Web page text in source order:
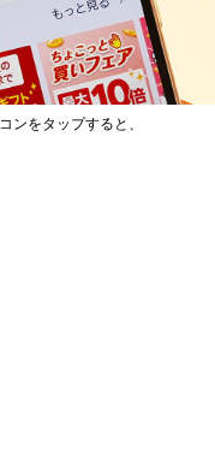
ンをタップすると、